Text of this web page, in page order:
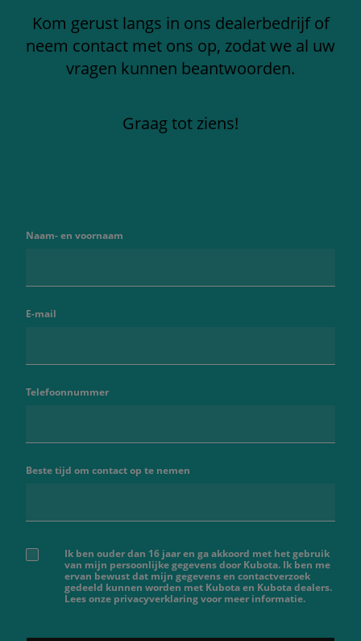
Kom gerust langs in ons dealerbedrijf of
neem contact met ons op, zodat we al uw
vragen kunnen beantwoorden.
Graag tot ziens!
Naam- en voornaam
E-mail
Telefoonnummer
Beste tijd om contact op te nemen
Ik ben ouder dan 16 jaar en ga akkoord met het gebruik
van mijn persoonlijke gegevens door Kubota. Ik ben me
ervan bewust dat mijn gegevens en contactverzoek
gedeeld kunnen worden met Kubota en Kubota dealers.
Lees onze privacyverklaring voor meer informatie.